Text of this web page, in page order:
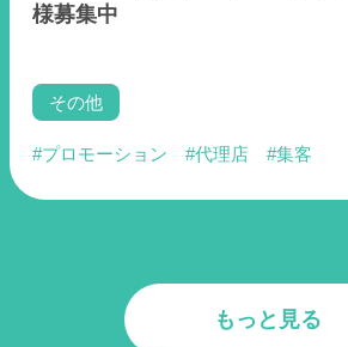
様募集中
その他
#プロモーション #代理店 #集客
もっと見る